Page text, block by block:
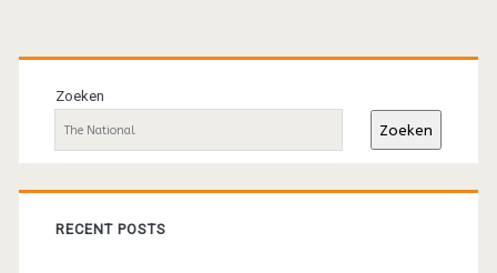
Primaire
sidebar
Zoeken
Zoeken
RECENT POSTS